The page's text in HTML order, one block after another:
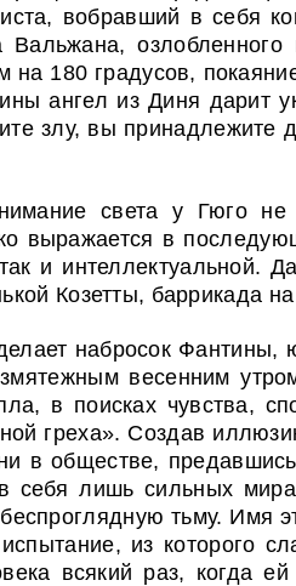
вобравший в себя
на 180 градусов,
ангел из Диня дарит
злу, вы
света у Гюго не
выражается в
и интеллектуальной.
Козетты, баррикада
набросок
весенним
в поисках чувства,
греха». Создав
в обществе,
лишь сильных мира
тьму.
из которого
всякий раз, когда